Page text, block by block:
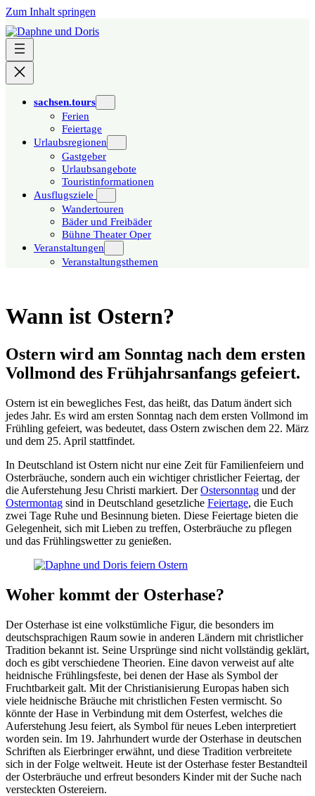
Zum Inhalt springen
sachsen.tours
Ferien
Feiertage
Urlaubsregionen
Gastgeber
Urlaubsangebote
Touristinformationen
Ausflugsziele
Wandertouren
Bäder und Freibäder
Bühne Theater Oper
Veranstaltungen
Veranstaltungsthemen
Wann ist Ostern?
Ostern wird am Sonntag nach dem ersten
Vollmond des Frühjahrsanfangs gefeiert.
Ostern ist ein bewegliches Fest, das heißt, das Datum ändert sich
jedes Jahr. Es wird am ersten Sonntag nach dem ersten Vollmond im
Frühling gefeiert, was bedeutet, dass Ostern zwischen dem 22. März
und dem 25. April stattfindet.
In Deutschland ist Ostern nicht nur eine Zeit für Familienfeiern und
Osterbräuche, sondern auch ein wichtiger christlicher Feiertag, der
die Auferstehung Jesu Christi markiert. DerOstersonntag und der
Ostermontag sind in Deutschland gesetzliche Feiertage, die Euch
zwei Tage Ruhe und Besinnung bieten. Diese Feiertage bieten die
Gelegenheit, sich mit Lieben zu treffen, Osterbräuche zu pflegen
und das Frühlingswetter zu genießen.
Woher kommt der Osterhase?
Der Osterhase ist eine volkstümliche Figur, die besonders im
deutschsprachigen Raum sowie in anderen Ländern mit christlicher
Tradition bekannt ist. Seine Ursprünge sind nicht vollständig geklärt,
doch es gibt verschiedene Theorien. Eine davon verweist auf alte
heidnische Frühlingsfeste, bei denen der Hase als Symbol der
Fruchtbarkeit galt. Mit der Christianisierung Europas haben sich
viele heidnische Bräuche mit christlichen Festen vermischt. So
könnte der Hase in Verbindung mit dem Osterfest, welches die
Auferstehung Jesu feiert, als Symbol für neues Leben interpretiert
worden sein. Im 19. Jahrhundert wurde der Osterhase in deutschen
Schriften als Eierbringer erwähnt, und diese Tradition verbreitete
sich in der Folge weltweit. Heute ist der Osterhase fester Bestandteil
der Osterbräuche und erfreut besonders Kinder mit der Suche nach
versteckten Ostereiern.